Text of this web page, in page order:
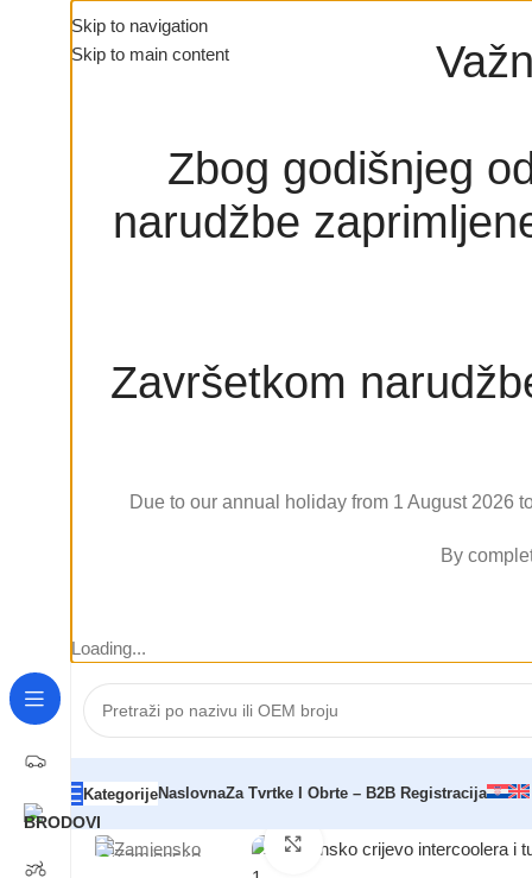
Zbog godišnjeg
narudžbe
Završetkom
Due to our annual holiday from 1 August 2026
By
Loading...
Skip to navigation
Skip to main content
KategorijeNaslovnaZa Tvrtke I Obrte – B2B Registracija
Početna
Click to enlarge